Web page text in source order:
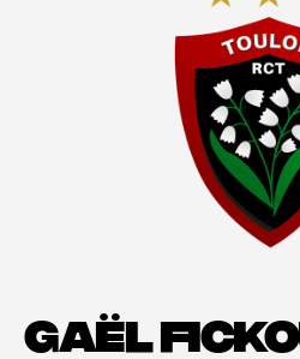
Actualités
Équipe pro
Nos équipes
Fan Zone
RCT Engagé
GAËL